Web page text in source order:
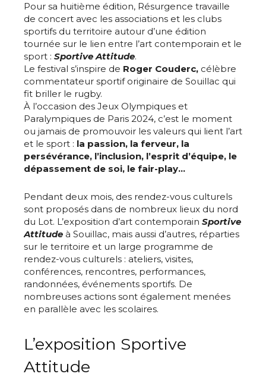
Pour sa huitième édition, Résurgence travaille
de concert avec les associations et les clubs
sportifs du territoire autour d’une édition
tournée sur le lien entre l’art contemporain et le
sport : Sportive Attitude.
Le festival s’inspire de Roger Couderc, célèbre
commentateur sportif originaire de Souillac qui
fit briller le rugby.
À l’occasion des Jeux Olympiques et
Paralympiques de Paris 2024, c’est le moment
ou jamais de promouvoir les valeurs qui lient l’art
et le sport : la passion, la ferveur, la
persévérance, l’inclusion, l’esprit d’équipe, le
dépassement de soi, le fair-play…
Pendant deux mois, des rendez-vous culturels
sont proposés dans de nombreux lieux du nord
du Lot. L’exposition d’art contemporain Sportive
Attitude à Souillac, mais aussi d’autres, réparties
sur le territoire et un large programme de
rendez-vous culturels : ateliers, visites,
conférences, rencontres, performances,
randonnées, événements sportifs. De
nombreuses actions sont également menées
en parallèle avec les scolaires.
L’exposition Sportive
Attitude